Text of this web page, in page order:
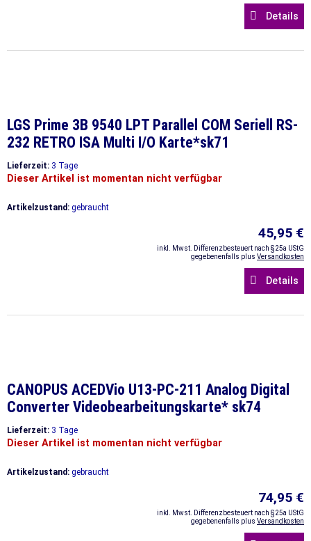
Details
LGS Prime 3B 9540 LPT Parallel COM Seriell RS-
232 RETRO ISA Multi I/O Karte*sk71
Lieferzeit: 3 Tage
Dieser Artikel ist momentan nicht verfügbar
Artikelzustand: gebraucht
45,95 €
inkl. Mwst. Differenzbesteuert nach §25a UStG
gegebenenfalls plus Versandkosten
Details
CANOPUS ACEDVio U13-PC-211 Analog Digital
Converter Videobearbeitungskarte* sk74
Lieferzeit: 3 Tage
Dieser Artikel ist momentan nicht verfügbar
Artikelzustand: gebraucht
74,95 €
inkl. Mwst. Differenzbesteuert nach §25a UStG
gegebenenfalls plus Versandkosten